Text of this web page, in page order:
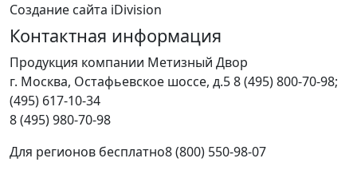
Создание сайта iDivision
Контактная информация
Продукция компании Метизный Двор
г. Москва, Остафьевское шоссе, д.58 (495) 800-70-98;
(495) 617-10-34
8 (495) 980-70-98
Для регионов бесплатно8 (800) 550-98-07